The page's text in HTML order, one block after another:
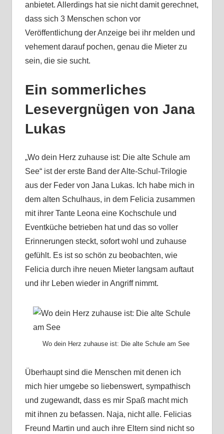
anbietet. Allerdings hat sie nicht damit gerechnet,
dass sich 3 Menschen schon vor
Veröffentlichung der Anzeige bei ihr melden und
vehement darauf pochen, genau die Mieter zu
sein, die sie sucht.
Ein sommerliches
Lesevergnügen von Jana
Lukas
„Wo dein Herz zuhause ist: Die alte Schule am
See“ ist der erste Band der Alte-Schul-Trilogie
aus der Feder von Jana Lukas. Ich habe mich in
dem alten Schulhaus, in dem Felicia zusammen
mit ihrer Tante Leona eine Kochschule und
Eventküche betrieben hat und das so voller
Erinnerungen steckt, sofort wohl und zuhause
gefühlt. Es ist so schön zu beobachten, wie
Felicia durch ihre neuen Mieter langsam auftaut
und ihr Leben wieder in Angriff nimmt.
Wo dein Herz zuhause ist: Die alte Schule am See
Überhaupt sind die Menschen mit denen ich
mich hier umgebe so liebenswert, sympathisch
und zugewandt, dass es mir Spaß macht mich
mit ihnen zu befassen. Naja, nicht alle. Felicias
Freund Martin und auch ihre Eltern sind nicht so